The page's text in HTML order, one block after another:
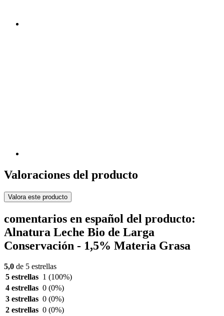
Valoraciones del producto
Valora este producto
comentarios en español del producto:
Alnatura Leche Bio de Larga
Conservación - 1,5% Materia Grasa
5,0 de 5 estrellas
5 estrellas 1 (100%)
4 estrellas 0 (0%)
3 estrellas 0 (0%)
2 estrellas 0 (0%)